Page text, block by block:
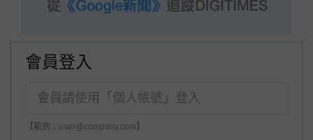
會員登入
【範例：user@company.com】